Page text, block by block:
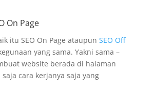
On Page
itu SEO On Page ataupun SEO Off
yang sama. Yakni sama –
website berada di halaman
cara kerjanya saja yang